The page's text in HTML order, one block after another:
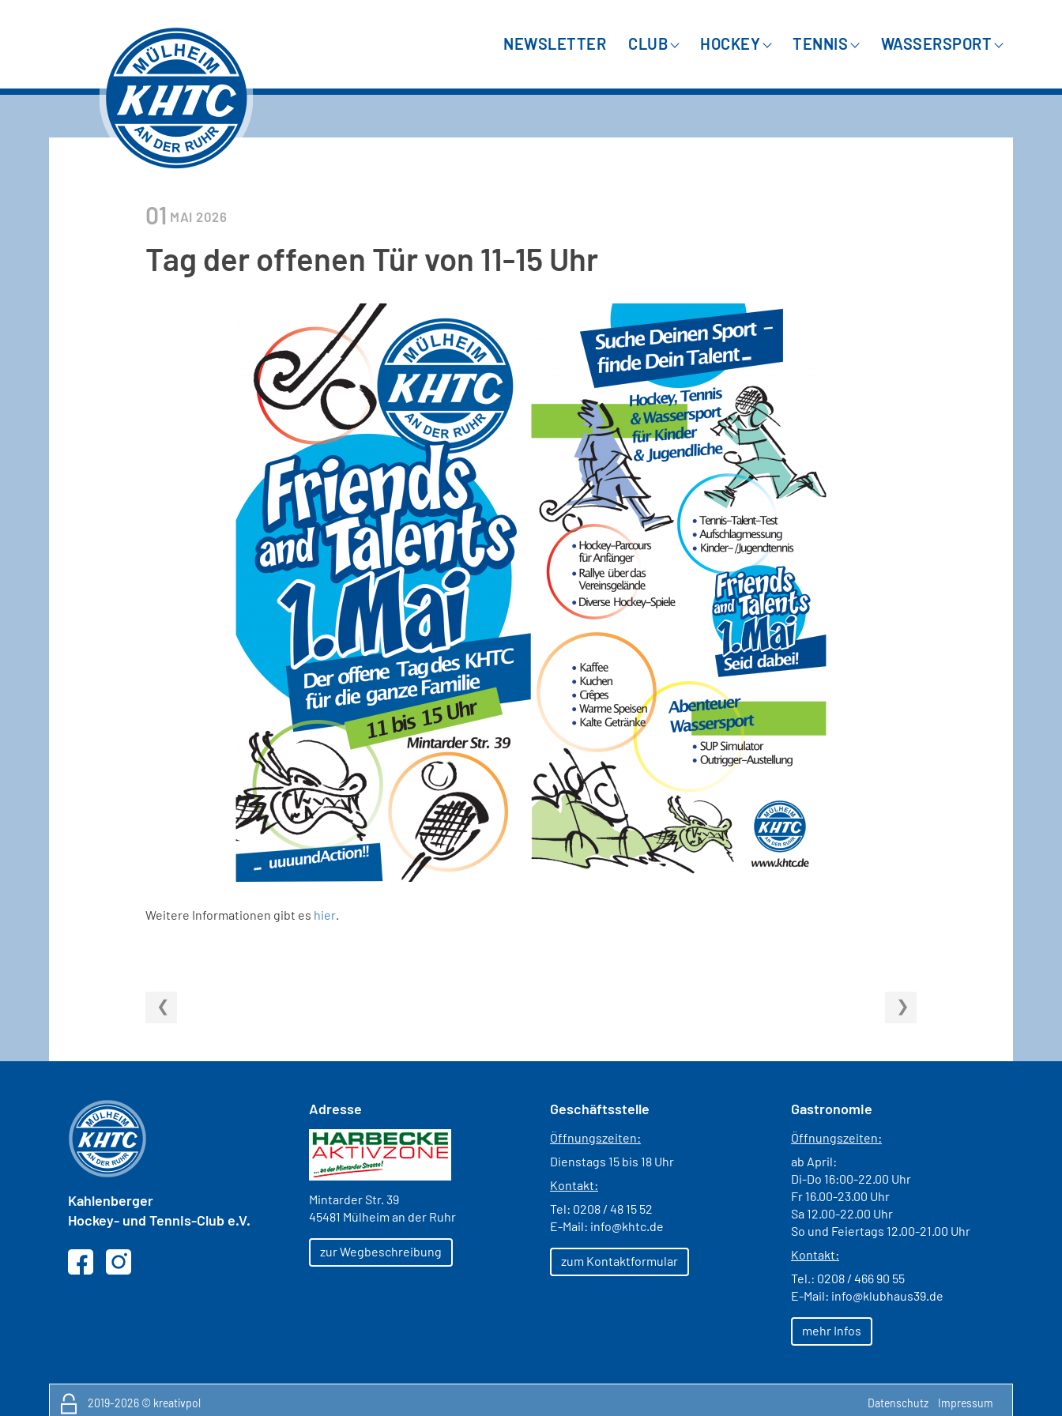
NEWSLETTER CLUB HOCKEY TENNIS WASSERSPORT
01 MAI 2026
Tag der offenen Tür von 11-15 Uhr
Weitere Informationen gibt es hier
Kahlenberger
Hockey- und Tennis-Club e.V.
Adresse
Mintarder Str. 39
45481 Mülheim an der Ruhr
zur Wegbeschreibung
Geschäftsstelle
Öffnungszeiten:
Dienstags 15 bis 18 Uhr
Kontakt:
Tel: 0208 / 48 15 52
E-Mail: info@khtc.de
zum Kontaktformular
Gastronomie
Öffnungszeiten:
ab April:
Di-Do 16:00-22.00 Uhr
Fr 16.00-23.00 Uhr
Sa 12.00-22.00 Uhr
So und Feiertags 12.00-21.00 Uhr
Kontakt:
Tel.: 0208 / 466 90 55
E-Mail: info@klubhaus39.de
mehr Infos
2019-2026 © kreativpol Datenschutz Impressum